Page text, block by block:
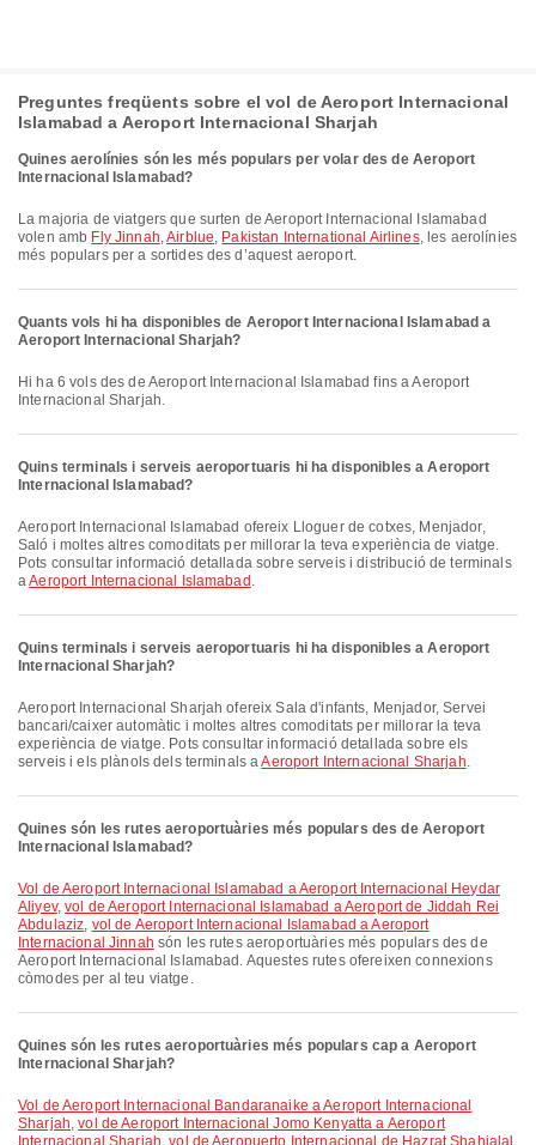
Preguntes freqüents sobre el vol de Aeroport Internacional
Islamabad a Aeroport Internacional Sharjah
Quines aerolínies són les més populars per volar des de Aeroport
Internacional Islamabad?
La majoria de viatgers que surten de Aeroport Internacional Islamabad
volen amb Fly Jinnah,Airblue, Pakistan International Airlines, les aerolínies
més populars per a sortides des d’aquest aeroport.
Quants vols hi ha disponibles de Aeroport Internacional Islamabad a
Aeroport Internacional Sharjah?
Hi ha 6 vols des de Aeroport Internacional Islamabad fins a Aeroport
Internacional Sharjah.
Quins terminals i serveis aeroportuaris hi ha disponibles a Aeroport
Internacional Islamabad?
Aeroport Internacional Islamabad ofereix Lloguer de cotxes, Menjador,
Saló i moltes altres comoditats per millorar la teva experiència de viatge.
Pots consultar informació detallada sobre serveis i distribució de terminals
aAeroport Internacional Islamabad .
Quins terminals i serveis aeroportuaris hi ha disponibles a Aeroport
Internacional Sharjah?
Aeroport Internacional Sharjah ofereix Sala d'infants, Menjador, Servei
bancari/caixer automàtic i moltes altres comoditats per millorar la teva
experiència de viatge. Pots consultar informació detallada sobre els
serveis i els plànols dels terminals aAeroport Internacional Sharjah.
Quines són les rutes aeroportuàries més populars des de Aeroport
Internacional Islamabad?
vol de Aeroport Internacional Islamabad a Aeroport Internacional Heydar
Aliyev,vol de Aeroport Internacional Islamabad a Aeroport de Jiddah Rei
Abdulaziz, vol de Aeroport Internacional Islamabad a Aeroport
Internacional Jinnah són les rutes aeroportuàries més populars des de
Aeroport Internacional Islamabad. Aquestes rutes ofereixen connexions
còmodes per al teu viatge.
Quines són les rutes aeroportuàries més populars cap a Aeroport
Internacional Sharjah?
vol de Aeroport Internacional Bandaranaike a Aeroport Internacional
Sharjah,vol de Aeroport Internacional Jomo Kenyatta a Aeroport
Internacional Sharjah,vol de Aeropuerto Internacional de Hazrat Shahjalal